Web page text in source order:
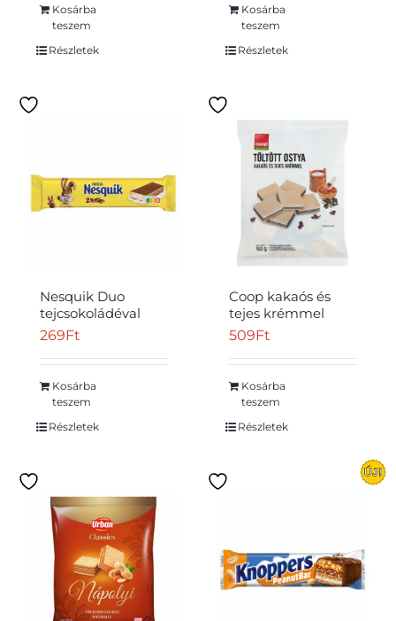
Kosárba
teszem
Részletek
Kosárba
teszem
Részletek
Nesquik Duo
tejcsokoládéval
mártott tejes
ostya 26 g
269Ft
Kosárba
teszem
Részletek
Coop kakaós és
tejes krémmel
töltött ostya 160 g
509Ft
Kosárba
teszem
Részletek